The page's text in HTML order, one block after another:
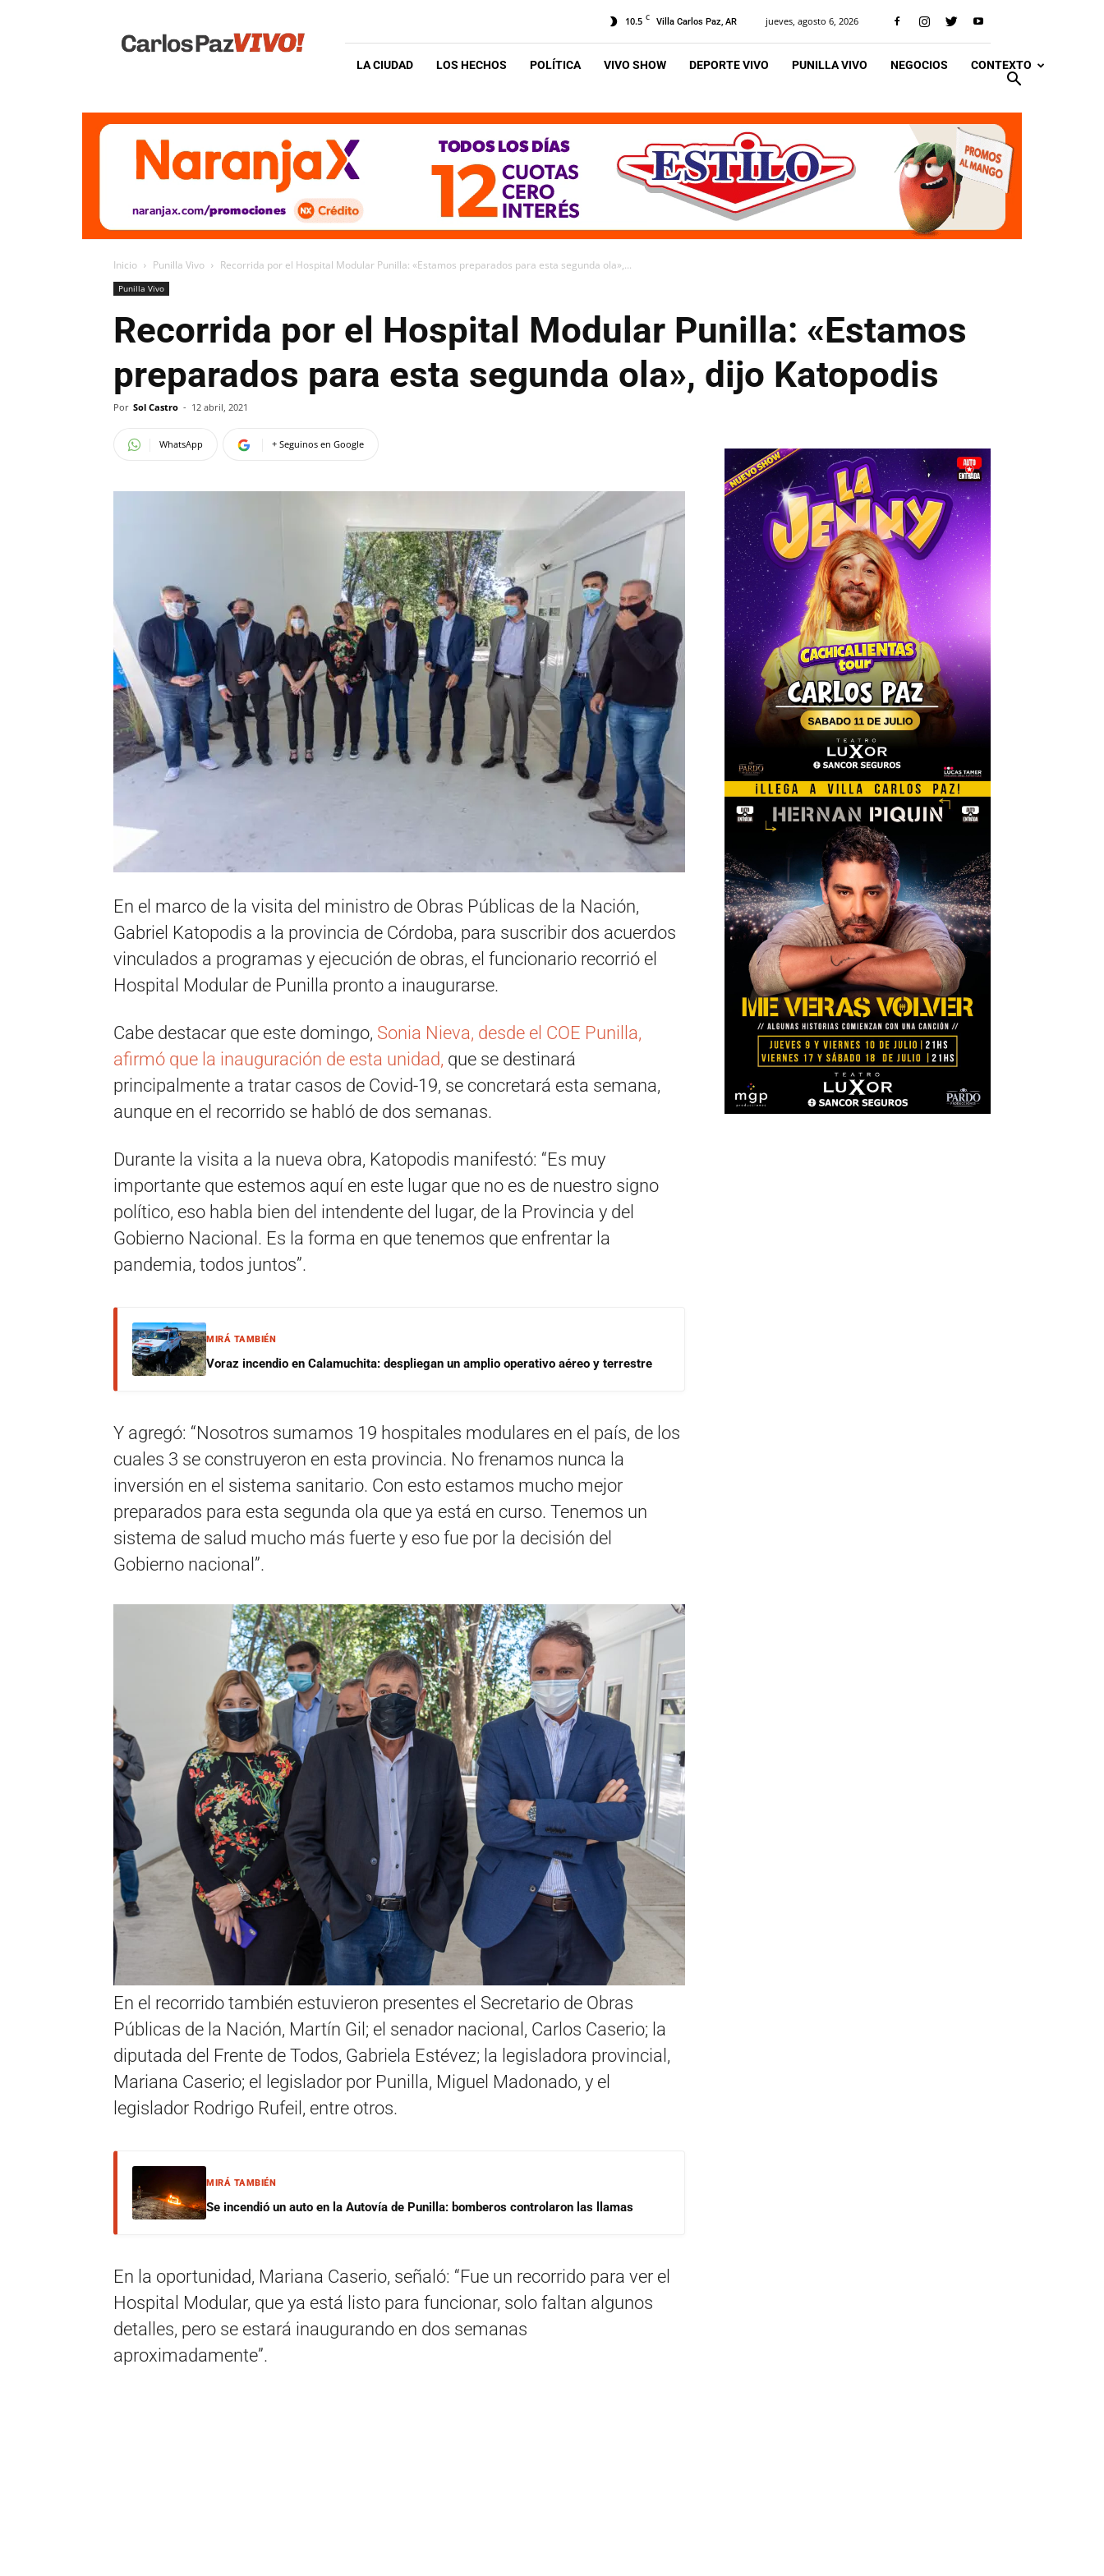
Vivo
10.5 C Villa Carlos Paz, AR jueves, agosto 6, 2026
LA CIUDAD LOS HECHOS POLÍTICA VIVO SHOW DEPORTE VIVO PUNILLA VIVO NEGOCIOS CONTEXTO
Inicio Punilla Vivo Recorrida por el Hospital Modular Punilla: «Estamos preparados para esta segunda ola»,...
Punilla Vivo
Recorrida por el Hospital Modular Punilla: «Estamos
preparados para esta segunda ola», dijo Katopodis
Por Sol Castro - 12 abril, 2021
WhatsApp + Seguinos en Google
En el marco de la visita del ministro de Obras Públicas de la Nación,
Gabriel Katopodis a la provincia de Córdoba, para suscribir dos acuerdos
vinculados a programas y ejecución de obras, el funcionario recorrió el
Hospital Modular de Punilla pronto a inaugurarse.
Cabe destacar que este domingo, Sonia Nieva, desde el COE Punilla,
afirmó que la inauguración de esta unidad, que se destinará
principalmente a tratar casos de Covid-19, se concretará esta semana,
aunque en el recorrido se habló de dos semanas.
Durante la visita a la nueva obra, Katopodis manifestó: “Es muy
importante que estemos aquí en este lugar que no es de nuestro signo
político, eso habla bien del intendente del lugar, de la Provincia y del
Gobierno Nacional. Es la forma en que tenemos que enfrentar la
pandemia, todos juntos”.
MIRÁ TAMBIÉN
Voraz incendio en Calamuchita: despliegan un amplio operativo aéreo y terrestre
Y agregó: “Nosotros sumamos 19 hospitales modulares en el país, de los
cuales 3 se construyeron en esta provincia. No frenamos nunca la
inversión en el sistema sanitario. Con esto estamos mucho mejor
preparados para esta segunda ola que ya está en curso. Tenemos un
sistema de salud mucho más fuerte y eso fue por la decisión del
Gobierno nacional”.
En el recorrido también estuvieron presentes el Secretario de Obras
Públicas de la Nación, Martín Gil; el senador nacional, Carlos Caserio; la
diputada del Frente de Todos, Gabriela Estévez; la legisladora provincial,
Mariana Caserio; el legislador por Punilla, Miguel Madonado, y el
legislador Rodrigo Rufeil, entre otros.
MIRÁ TAMBIÉN
Se incendió un auto en la Autovía de Punilla: bomberos controlaron las llamas
En la oportunidad, Mariana Caserio, señaló: “Fue un recorrido para ver el
Hospital Modular, que ya está listo para funcionar, solo faltan algunos
detalles, pero se estará inaugurando en dos semanas
aproximadamente”.